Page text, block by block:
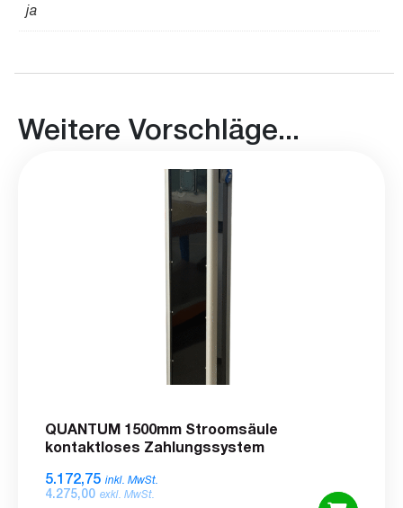
ja
Weitere Vorschläge...
QUANTUM 1500mm Stroomsäule
kontaktloses Zahlungssystem
5.172,75 inkl. MwSt.
4.275,00 exkl. MwSt.